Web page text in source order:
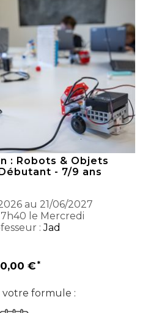
: Robots & Objets
- 7/9 ans
au 21/06/2027
le Mercredi
:Jad
€
votre formule :